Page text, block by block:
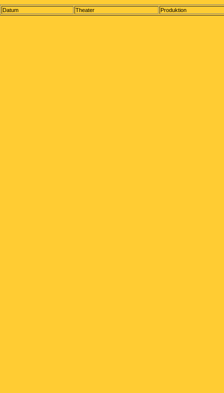
Datum Theater Produktion